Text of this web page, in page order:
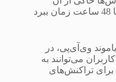
است که ممکن است واریز جوایز تا 24 یا 48 ساعت زمان ببرد
وی‌آی‌پی، در
می‌توانند به
برای تراکنش‌های